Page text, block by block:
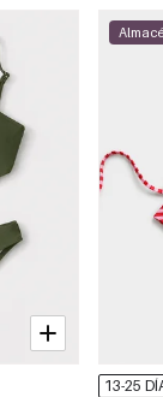
13-25